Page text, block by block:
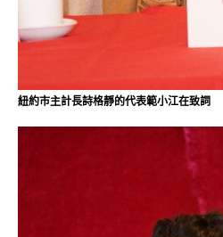
紐約市主計長詩格靜的代表範小江在致詞